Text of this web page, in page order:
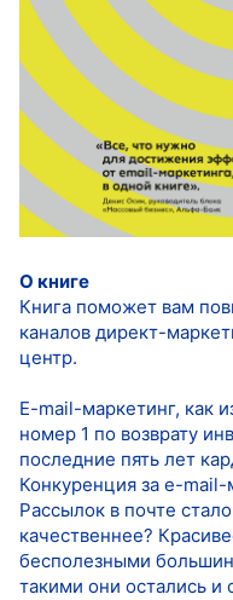
О книге
Книга поможет вам
каналов директ-
центр.
E-mail-маркетинг, как
номер 1 по возврату
последние пять лет
Конкуренция за e-mail-
Рассылок в почте
качественнее?
бесполезными
такими они остались и